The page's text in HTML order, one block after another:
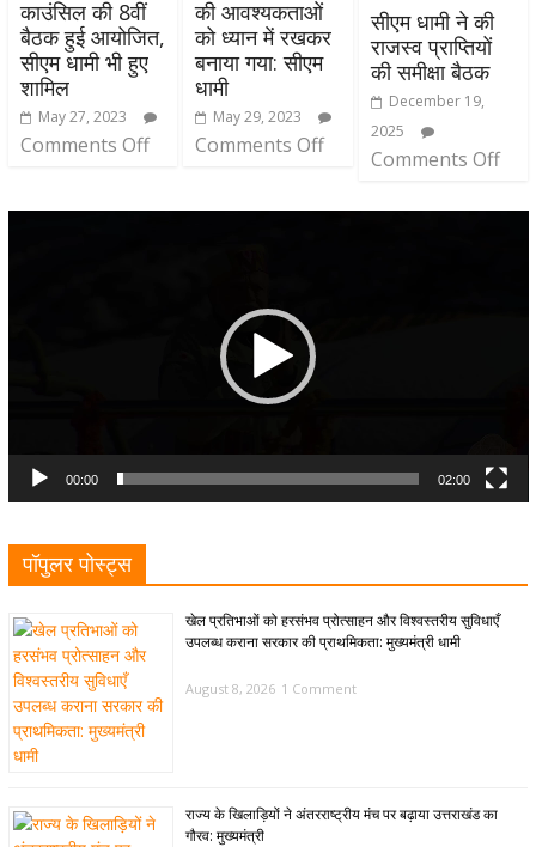
काउंसिल की 8वीं
बैठक हुई आयोजित,
सीएम धामी भी हुए
शामिल
May 27, 2023
Comments Off
की आवश्यकताओं
को ध्यान में रखकर
बनाया गया: सीएम
धामी
May 29, 2023
Comments Off
सीएम धामी ने की
राजस्व प्राप्तियों
की समीक्षा बैठक
December 19,
2025
Comments Off
00:00 02:00
पॉपुलर पोस्ट्स
खेल प्रतिभाओं को हरसंभव प्रोत्साहन और विश्वस्तरीय सुविधाएँ
उपलब्ध कराना सरकार की प्राथमिकता: मुख्यमंत्री धामी
August 8, 2026 1 Comment
राज्य के खिलाड़ियों ने अंतरराष्ट्रीय मंच पर बढ़ाया उत्तराखंड का
गौरव: मुख्यमंत्री